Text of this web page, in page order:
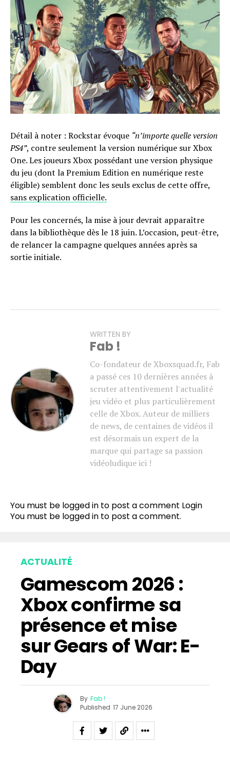
Détail à noter : Rockstar évoque “n’importe quelle version
PS4”, contre seulement la version numérique sur Xbox
One. Les joueurs Xbox possédant une version physique
du jeu (dont la Premium Edition en numérique reste
éligible) semblent donc les seuls exclus de cette offre,
sans explication officielle.
Pour les concernés, la mise à jour devrait apparaître
dans la bibliothèque dès le 18 juin. L’occasion, peut-être,
de relancer la campagne quelques années après sa
sortie initiale.
WRITTEN BY
Fab !
Co-fondateur de Xboxsquad.fr, Fab
a passé ces 10 dernières années à
scruter attentivement l'actualité
jeu vidéo et plus particulièrement
celle de Xbox. Auteur de milliers
de news, de centaines de vidéos il
est désormais un expert de la
marque qui partage sa passion
vidéoludique ici !
You must be logged in to post a comment Login
You must be logged in to post a comment.
ACTUALITÉ
Gamescom 2026 :
Xbox confirme sa
présence et mise
sur Gears of War: E-
Day
By Fab !
Published 17 June 2026